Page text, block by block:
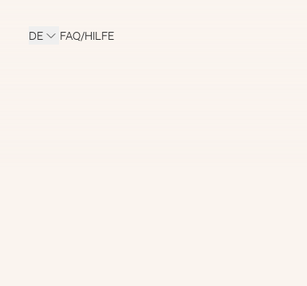
DE FAQ/HILFE